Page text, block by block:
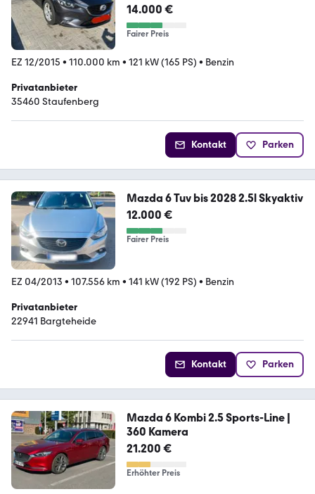
14.000 €
Fairer Preis
EZ 12/2015 • 110.000 km • 121 kW (165 PS) • Benzin
Privatanbieter
35460 Staufenberg
Kontakt Parken
Mazda 6 Tuv bis 2028 2.5l Skyaktiv
12.000 €
Fairer Preis
EZ 04/2013 • 107.556 km • 141 kW (192 PS) • Benzin
Privatanbieter
22941 Bargteheide
Kontakt Parken
Mazda 6 Kombi 2.5 Sports-Line |
360 Kamera
21.200 €
Erhöhter Preis